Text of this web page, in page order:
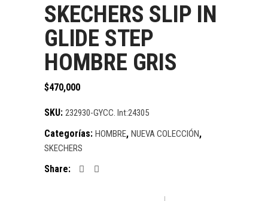
SKECHERS SLIP IN
GLIDE STEP
HOMBRE GRIS
$470,000
SKU: 232930-GYCC. Int:24305
Categorías: HOMBRE, NUEVA COLECCIÓN,
SKECHERS
Share: